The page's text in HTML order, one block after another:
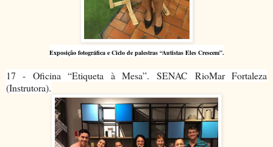
Exposição fotográfica e Ciclo de palestras “Autistas Eles Crescem”.
17 - Oficina “Etiqueta à Mesa”.SENAC RioMar Fortaleza
(Instrutora).